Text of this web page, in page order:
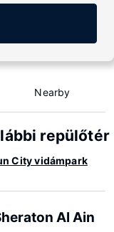
Nearby
City vidámpark
Al Ain